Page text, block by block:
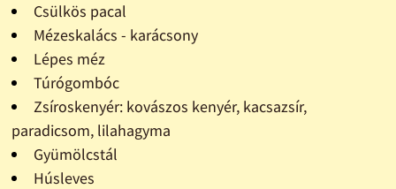
Csülkös pacal
Mézeskalács - karácsony
Lépes méz
Túrógombóc
Zsíroskenyér: kovászos kenyér, kacsazsír,
paradicsom, lilahagyma
Gyümölcstál
Húsleves